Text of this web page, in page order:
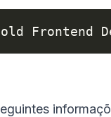
old